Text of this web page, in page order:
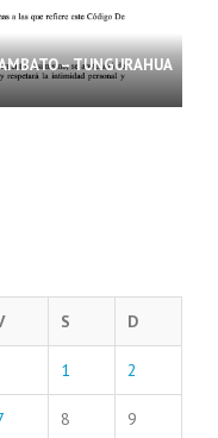
– TUNGURAHUA
S D
1 2
8 9